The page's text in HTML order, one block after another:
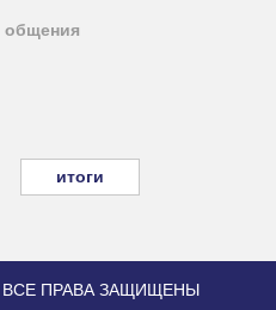
общения
итоги
ВСЕ ПРАВА ЗАЩИЩЕНЫ